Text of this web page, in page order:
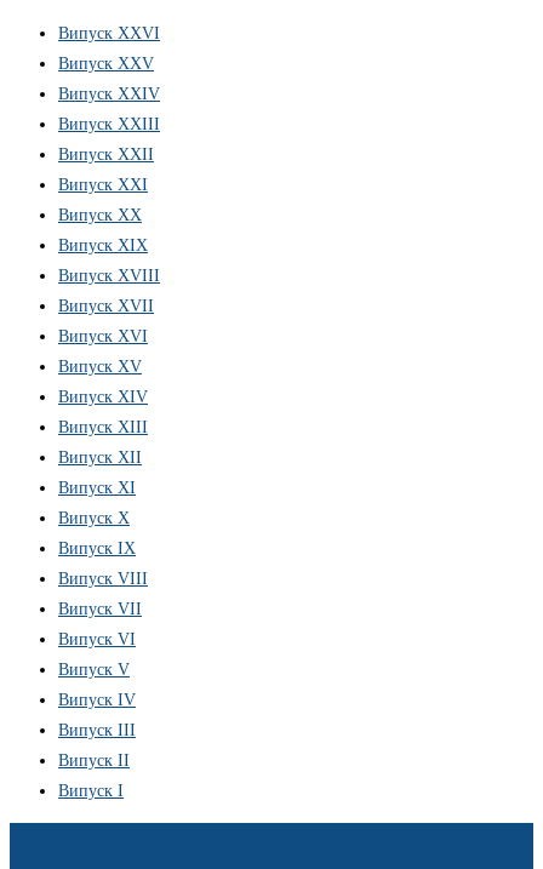
Випуск ХХVІ
Випуск XXV
Випуск XXIV
Випуск XXIII
Випуск XXII
Випуск XXI
Випуск XX
Випуск XIX
Випуск XVIII
Випуск XVII
Випуск XVI
Випуск XV
Випуск XIV
Випуск XIII
Випуск XII
Випуск XI
Випуск X
Випуск IX
Випуск VIII
Випуск VII
Випуск VI
Випуск V
Випуск IV
Випуск III
Випуск II
Випуск I